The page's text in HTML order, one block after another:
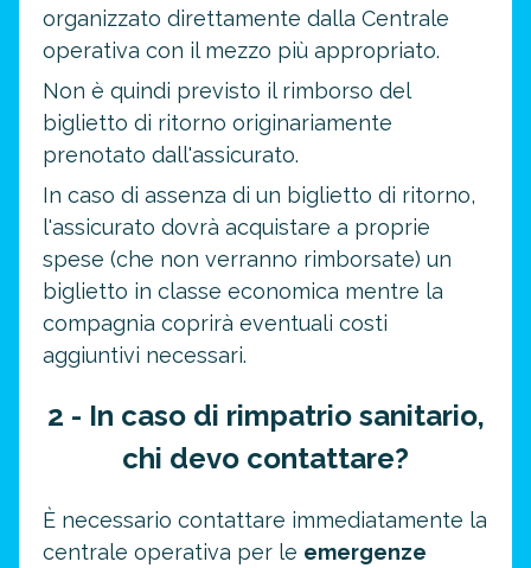
organizzato direttamente dalla Centrale
operativa con il mezzo più appropriato.
Non è quindi previsto il rimborso del
biglietto di ritorno originariamente
prenotato dall'assicurato.
In caso di assenza di un biglietto di ritorno,
l'assicurato dovrà acquistare a proprie
spese (che non verranno rimborsate) un
biglietto in classe economica mentre la
compagnia coprirà eventuali costi
aggiuntivi necessari.
2 - In caso di rimpatrio sanitario,
chi devo contattare?
È necessario contattare immediatamente la
centrale operativa per le emergenze